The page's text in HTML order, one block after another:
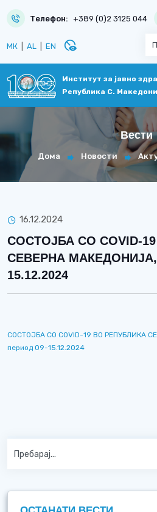
Телефон: +389 (0)2 3125 044
МК AL EN disabled_visible
Институт за јавно
Република С.
Вести
Дома Новости
16.12.2024
СОСТОЈБА СО COVID-
СЕВЕРНА МАКЕДОНИЈА,
15.12.2024
СОСТОЈБА СО COVID-19 ВО РЕПУБЛИКА
период 09-15.12.2024